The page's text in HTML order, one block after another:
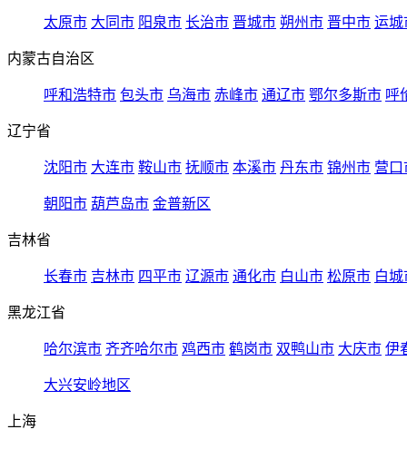
太原市 大同市 阳泉市 长治市 晋城市 朔州市 晋中市 运城
内蒙古自治区
呼和浩特市 包头市 乌海市 赤峰市 通辽市 鄂尔多斯市 呼
辽宁省
沈阳市 大连市 鞍山市 抚顺市 本溪市 丹东市 锦州市 营口
朝阳市 葫芦岛市 金普新区
吉林省
长春市 吉林市 四平市 辽源市 通化市 白山市 松原市 白城
黑龙江省
哈尔滨市 齐齐哈尔市 鸡西市 鹤岗市 双鸭山市 大庆市 伊
大兴安岭地区
上海